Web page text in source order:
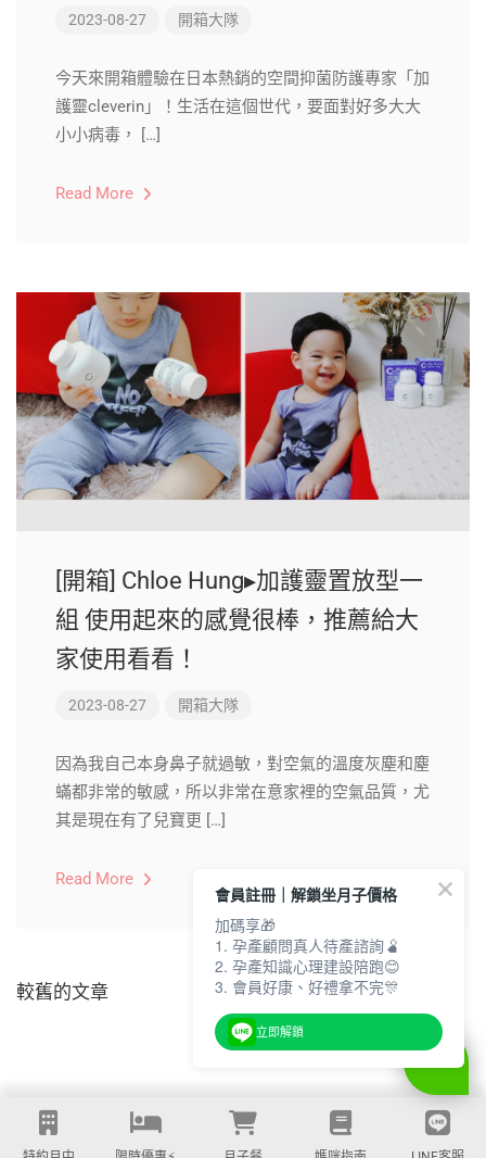
2023-08-27 開箱大隊
今天來開箱體驗在日本熱銷的空間抑菌防護專家「加
護靈cleverin」！生活在這個世代，要面對好多大大
小小病毒， […]
Read More
[開箱] Chloe Hung▸加護靈置放型一
組 使用起來的感覺很棒，推薦給大
家使用看看！
2023-08-27 開箱大隊
因為我自己本身鼻子就過敏，對空氣的溫度灰塵和塵
蟎都非常的敏感，所以非常在意家裡的空氣品質，尤
其是現在有了兒寶更 […]
Read More
較舊的文章
會員註冊｜解鎖坐月子價格
加碼享🎁
1. 孕產顧問真人待產諮詢🫄
2. 孕產知識心理建設陪跑😊
3. 會員好康、好禮拿不完🎊
立即解鎖